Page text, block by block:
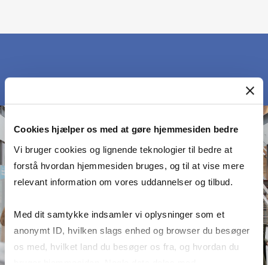
Cookies hjælper os med at gøre hjemmesiden bedre
Vi bruger cookies og lignende teknologier til bedre at
forstå hvordan hjemmesiden bruges, og til at vise mere
relevant information om vores uddannelser og tilbud.
Med dit samtykke indsamler vi oplysninger som et
anonymt ID, hvilken slags enhed og browser du besøger
os med, hvilket land du besøger os fra, og hvordan du